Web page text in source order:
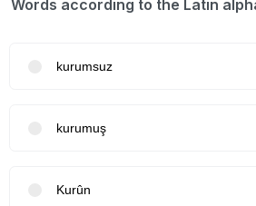
Words according to the Latin
kurumsuz
kurumuş
Kurûn